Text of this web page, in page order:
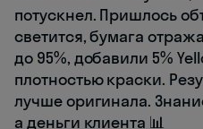
потускнел. Пришлось
светится, бумага
до 95%, добавили 5%
плотностью краски.
лучше оригинала.
а деньги клиента 📊